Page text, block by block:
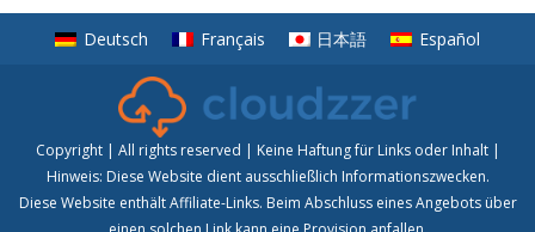
Deutsch Français 日本語 Español
Copyright | All rights reserved | Keine Haftung für Links oder Inhalt |
Hinweis: Diese Website dient ausschließlich Informationszwecken.
Diese Website enthält Affiliate-Links. Beim Abschluss eines Angebots über